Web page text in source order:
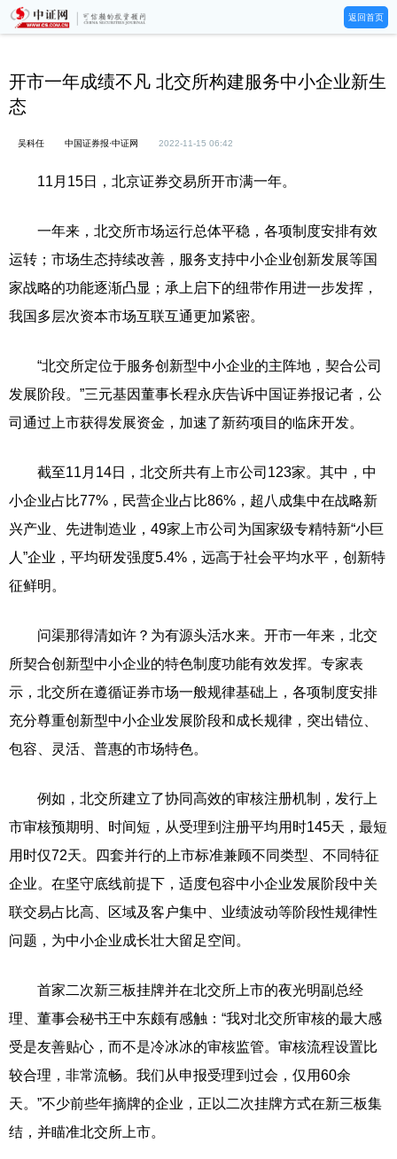
返回首页
开市一年成绩不凡 北交所构建服务中小企业新生
态
吴科任 中国证券报·中证网 2022-11-15 06:42
11月15日，北京证券交易所开市满一年。
一年来，北交所市场运行总体平稳，各项制度安排有效
运转；市场生态持续改善，服务支持中小企业创新发展等国
家战略的功能逐渐凸显；承上启下的纽带作用进一步发挥，
我国多层次资本市场互联互通更加紧密。
“北交所定位于服务创新型中小企业的主阵地，契合公司
发展阶段。”三元基因董事长程永庆告诉中国证券报记者，公
司通过上市获得发展资金，加速了新药项目的临床开发。
截至11月14日，北交所共有上市公司123家。其中，中
小企业占比77%，民营企业占比86%，超八成集中在战略新
兴产业、先进制造业，49家上市公司为国家级专精特新“小巨
人”企业，平均研发强度5.4%，远高于社会平均水平，创新特
征鲜明。
问渠那得清如许？为有源头活水来。开市一年来，北交
所契合创新型中小企业的特色制度功能有效发挥。专家表
示，北交所在遵循证券市场一般规律基础上，各项制度安排
充分尊重创新型中小企业发展阶段和成长规律，突出错位、
包容、灵活、普惠的市场特色。
例如，北交所建立了协同高效的审核注册机制，发行上
市审核预期明、时间短，从受理到注册平均用时145天，最短
用时仅72天。四套并行的上市标准兼顾不同类型、不同特征
企业。在坚守底线前提下，适度包容中小企业发展阶段中关
联交易占比高、区域及客户集中、业绩波动等阶段性规律性
问题，为中小企业成长壮大留足空间。
首家二次新三板挂牌并在北交所上市的夜光明副总经
理、董事会秘书王中东颇有感触：“我对北交所审核的最大感
受是友善贴心，而不是冷冰冰的审核监管。审核流程设置比
较合理，非常流畅。我们从申报受理到过会，仅用60余
天。”不少前些年摘牌的企业，正以二次挂牌方式在新三板集
结，并瞄准北交所上市。